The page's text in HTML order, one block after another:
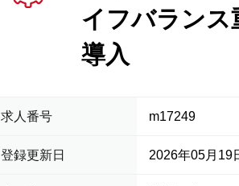
イフバランス
導入
求人番号 m17249
登録更新日 2026年05月19